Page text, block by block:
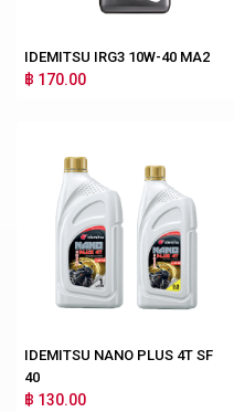
IDEMITSU IRG3 10W-40 MA2
฿ 170.00
IDEMITSU NANO PLUS 4T SF
40
฿ 130.00